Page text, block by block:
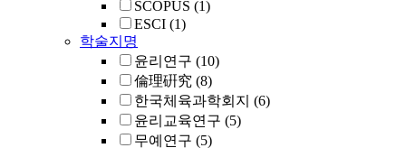
SCOPUS (1)
ESCI (1)
학술지명
윤리연구 (10)
倫理硏究 (8)
한국체육과학회지 (6)
윤리교육연구 (5)
무예연구 (5)